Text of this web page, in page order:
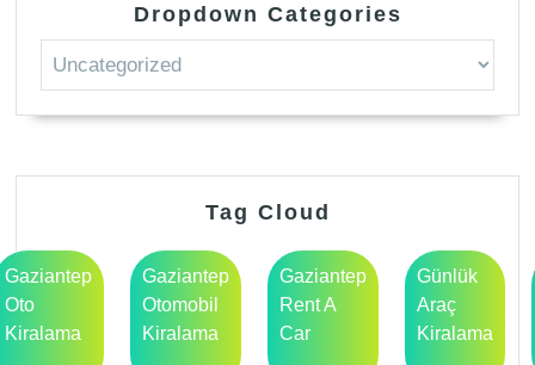
Dropdown Categories
Tag Cloud
Gaziantep
Oto
Kiralama
Gaziantep
Otomobil
Kiralama
Gaziantep
Rent A
Car
Günlük
Araç
Kiralama